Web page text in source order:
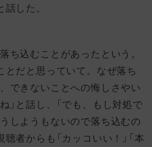
した。
ち込むことがあったという。
とだと思っていて。なぜ落ち
できないことへの悔しさやい
」と話し、「でも、もし対処で
しようもないので落ち込むの
者からも「カッコいい！」「本